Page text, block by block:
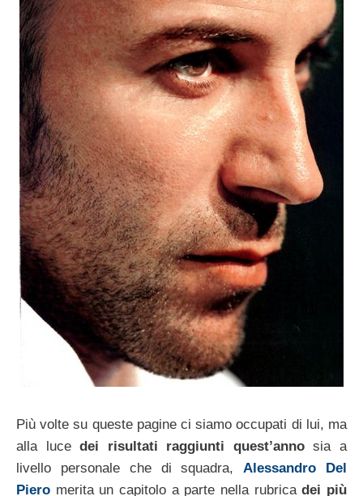
Più volte su queste pagine ci siamo occupati di lui, ma
alla lucedei risultati raggiunti quest’annosia a
livello personale che di squadra,Alessandro Del
Piero merita un capitolo a parte nella rubricadei più